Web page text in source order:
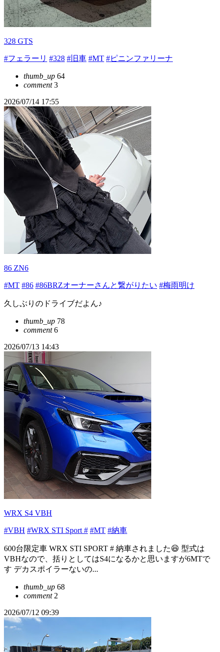
328 GTS
#フェラーリ #328 #旧車 #MT #ピニンファリーナ
thumb_up 64
comment3
2026/07/14 17:55
86 ZN6
#MT #86 #86BRZオーナーさんと繋がりたい #梅雨明け
久しぶりのドライブだよん♪
thumb_up 78
comment6
2026/07/13 14:43
WRX S4 VBH
#VBH #WRX STI Sport # #MT #納車
600台限定車 WRX STI SPORT # 納車されました😆 型式は
VBHなので、括りとしてはS4になるかと思いますが6MTで
す デカスポイラーないの...
thumb_up 68
comment2
2026/07/12 09:39